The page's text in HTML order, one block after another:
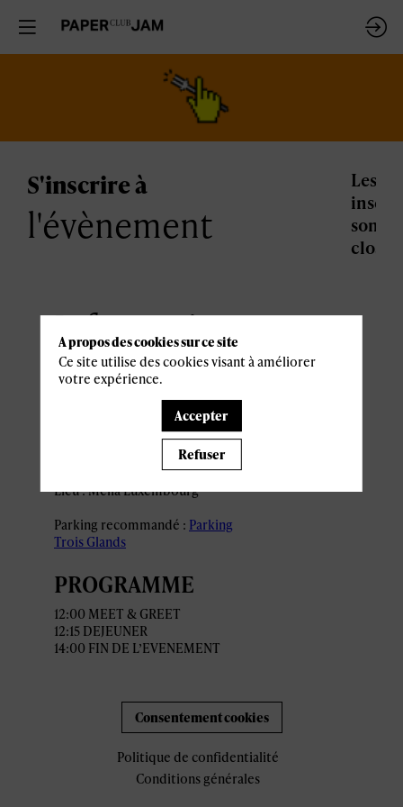
S'inscrire à
l'évènement
Les
sont
closes.
Informations
pratiques
Lieu : Meliá Luxembourg
Parking recommandé : Parking
Trois Glands
PROGRAMME
12:00 MEET & GREET
12:15 DEJEUNER
Consentement cookies
Politique de confidentialité
Conditions générales
A propos des cookies sur ce site
Ce site utilise des cookies visant à améliorer
votre expérience.
Accepter
Refuser